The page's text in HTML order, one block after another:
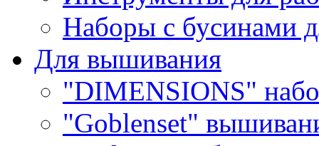
Наборы с бусинами
Для вышивания
"DIMENSIONS"
"Goblenset"